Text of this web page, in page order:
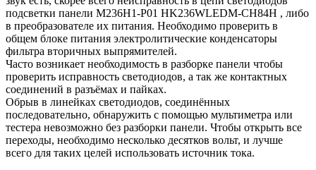
подсветки панели M236H1-P01 HK236WLEDM-CH84H , либо
в преобразователе их питания. Необходимо проверить в
общем блоке питания электролитические конденсаторы
фильтра вторичных выпрямителей.
Часто возникает необходимость в разборке панели чтобы
проверить исправность светодиодов, а так же контактных
соединений в разъёмах и пайках.
Обрыв в линейках светодиодов, соединённых
последовательно, обнаружить с помощью мультиметра или
тестера невозможно без разборки панели. Чтобы открыть все
переходы, необходимо несколько десятков вольт, и лучше
всего для таких целей использовать источник тока.